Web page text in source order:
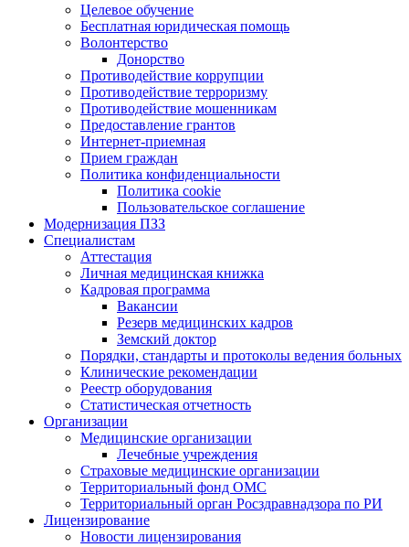
Целевое обучение
Бесплатная юридическая помощь
Волонтерство
Донорство
Противодействие коррупции
Противодействие терроризму
Противодействие мошенникам
Предоставление грантов
Интернет-приемная
Прием граждан
Политика конфиденциальности
Политика cookie
Пользовательское соглашение
Модернизация ПЗЗ
Специалистам
Аттестация
Личная медицинская книжка
Кадровая программа
Вакансии
Резерв медицинских кадров
Земский доктор
Порядки, стандарты и протоколы ведения больных
Клинические рекомендации
Реестр оборудования
Статистическая отчетность
Организации
Медицинские организации
Лечебные учреждения
Страховые медицинские организации
Территориальный фонд ОМС
Территориальный орган Росздравнадзора по РИ
Лицензирование
Новости лицензирования